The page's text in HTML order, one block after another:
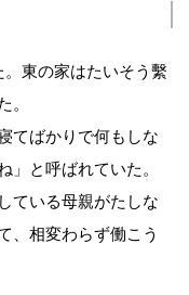
東の家はたいそう繫
。
てばかりで何もしな
」と呼ばれていた。
ている母親がたしな
、相変わらず働こう